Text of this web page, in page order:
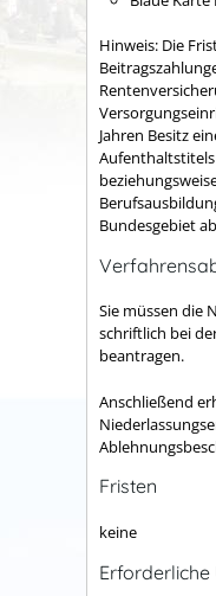
Hinweis: Die
Jahren Besitz
Bundesgebiet
Sie müssen die
schriftlich bei
beantragen.
Anschließend
Fristen
keine